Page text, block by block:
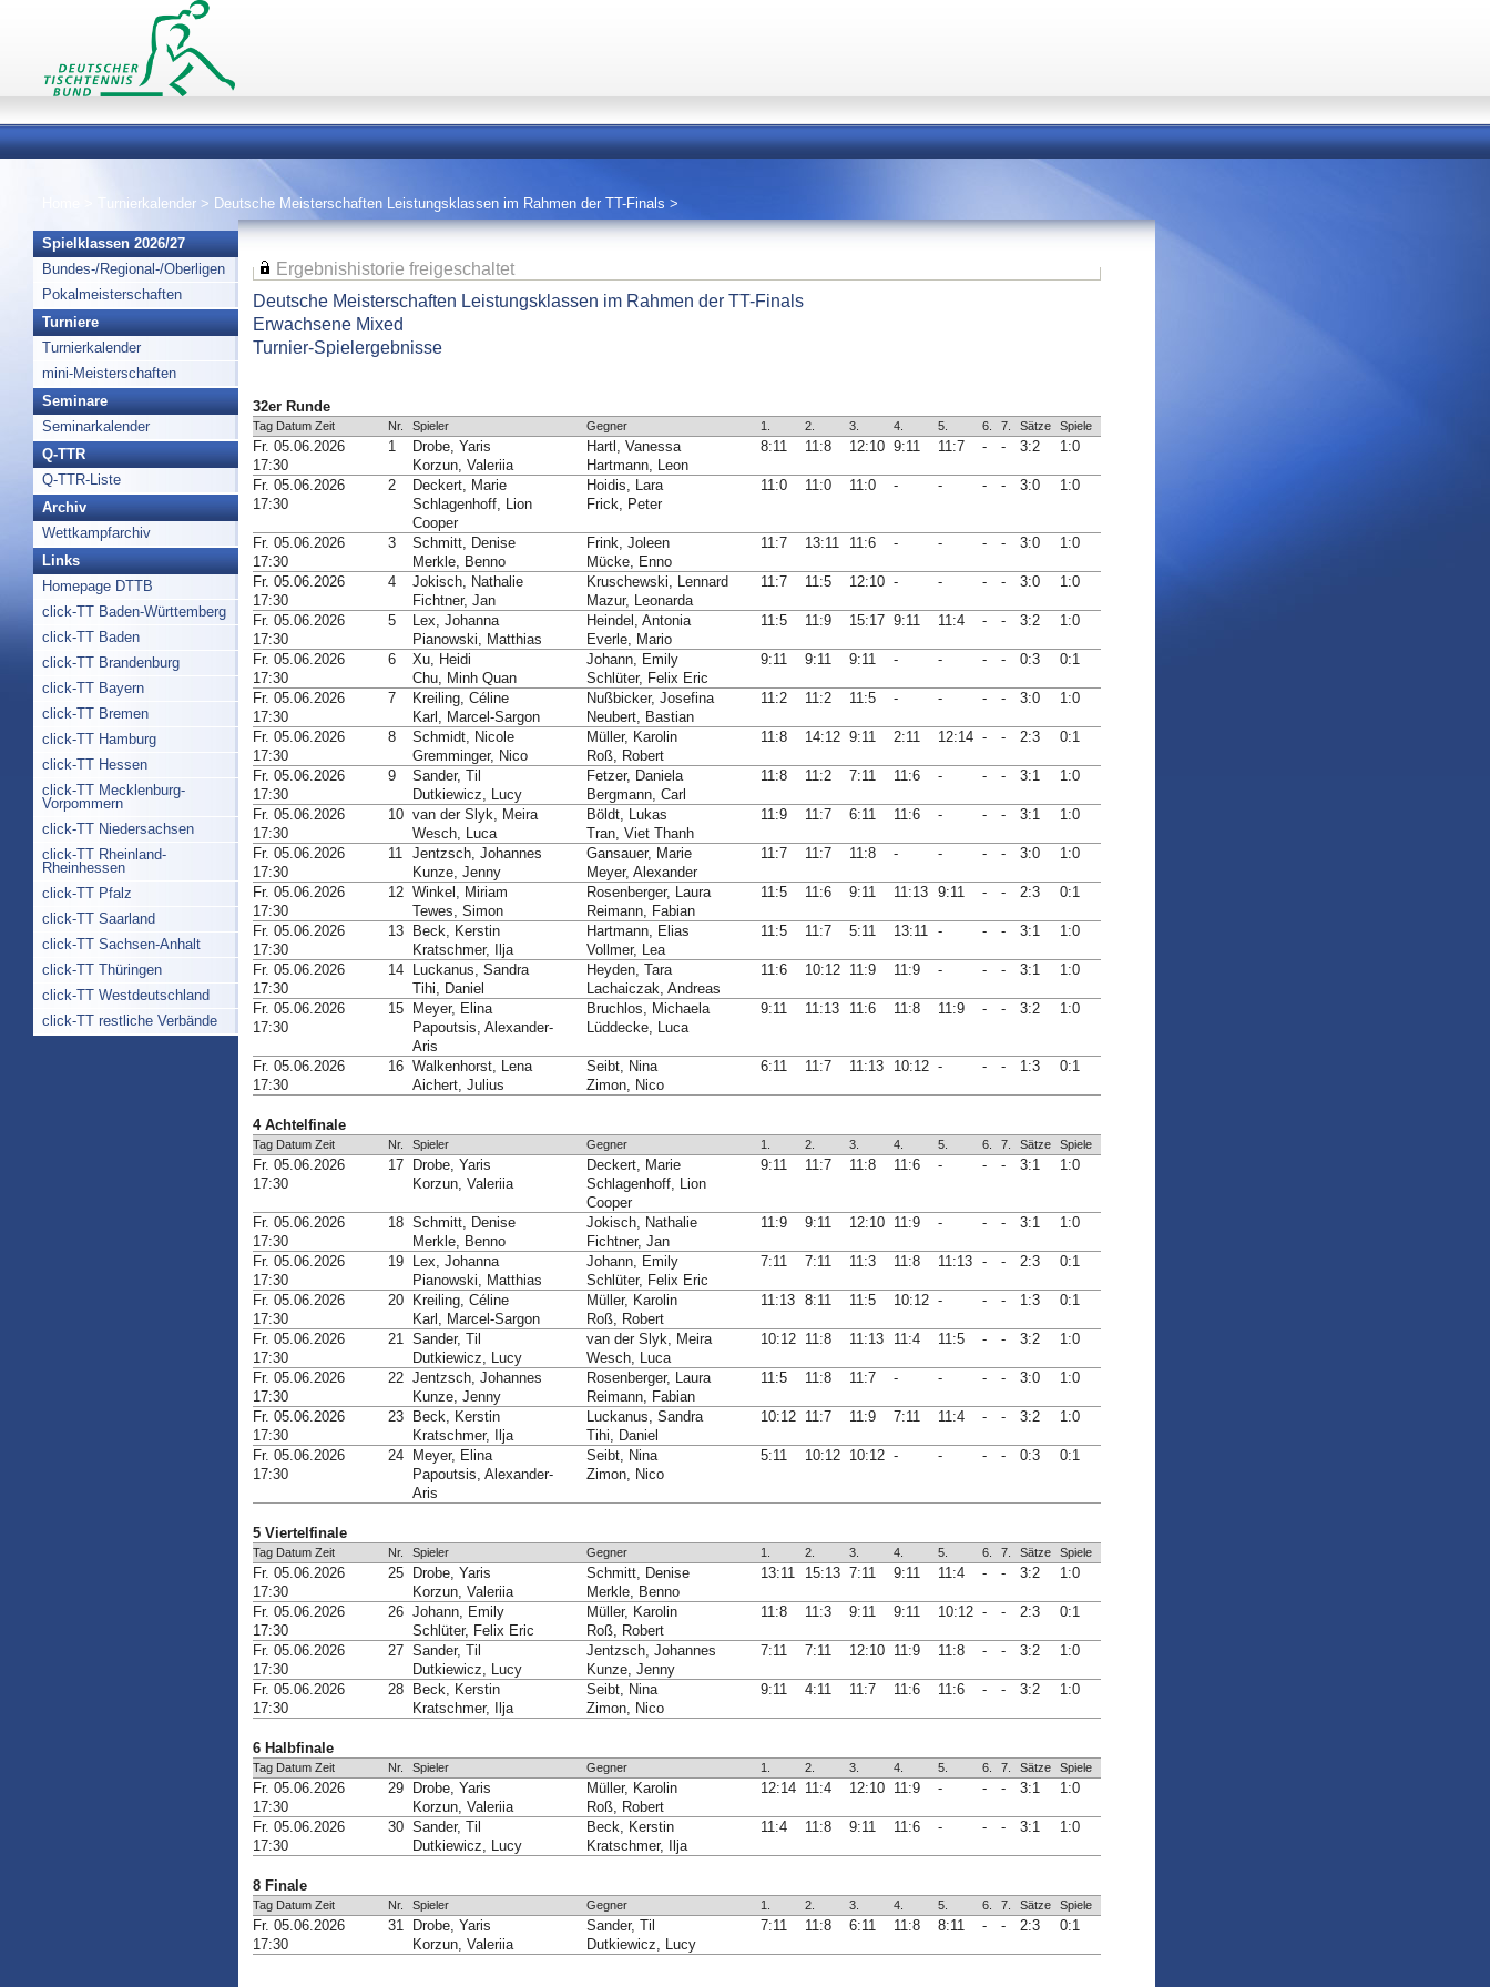
Turnierkalender > Deutsche Meisterschaften Leistungsklassen im Rahmen der TT-Finals >
Spielklassen 2026/27
Bundes-/Regional-/Oberligen
Pokalmeisterschaften
Turniere
Turnierkalender
mini-Meisterschaften
Seminare
Seminarkalender
Q-TTR
Q-TTR-Liste
Archiv
Wettkampfarchiv
Links
Homepage DTTB
click-TT Baden-Württemberg
click-TT Baden
click-TT Brandenburg
click-TT Bayern
click-TT Bremen
click-TT Hamburg
click-TT Hessen
click-TT Mecklenburg-
Vorpommern
click-TT Niedersachsen
click-TT Rheinland-
Rheinhessen
click-TT Pfalz
click-TT Saarland
click-TT Sachsen-Anhalt
click-TT Thüringen
click-TT Westdeutschland
click-TT restliche Verbände
Ergebnishistorie freigeschaltet
Deutsche Meisterschaften Leistungsklassen im Rahmen der TT-Finals
Erwachsene Mixed
Turnier-Spielergebnisse
32er Runde
Tag Datum Zeit Nr. Spieler Gegner 1. 2. 3. 4. 5. 6. 7. Sätze Spiele
Fr. 05.06.2026
17:30
1
Drobe, Yaris
Korzun, Valeriia
Hartl, Vanessa
Hartmann, Leon
8:11 11:8 12:10 9:11 11:7 - - 3:2 1:0
Fr. 05.06.2026
17:30
2
Deckert, Marie
Schlagenhoff, Lion
Cooper
Hoidis, Lara
Frick, Peter
11:0 11:0 11:0 - - - - 3:0 1:0
Fr. 05.06.2026
17:30
3
Schmitt, Denise
Merkle, Benno
Frink, Joleen
Mücke, Enno
11:7 13:11 11:6 - - - - 3:0 1:0
Fr. 05.06.2026
17:30
4
Jokisch, Nathalie
Fichtner, Jan
Kruschewski, Lennard
Mazur, Leonarda
11:7 11:5 12:10 - - - - 3:0 1:0
Fr. 05.06.2026
17:30
5
Lex, Johanna
Pianowski, Matthias
Heindel, Antonia
Everle, Mario
11:5 11:9 15:17 9:11 11:4 - - 3:2 1:0
Fr. 05.06.2026
17:30
6
Xu, Heidi
Chu, Minh Quan
Johann, Emily
Schlüter, Felix Eric
9:11 9:11 9:11 - - - - 0:3 0:1
Fr. 05.06.2026
17:30
7
Kreiling, Céline
Karl, Marcel-Sargon
Nußbicker, Josefina
Neubert, Bastian
11:2 11:2 11:5 - - - - 3:0 1:0
Fr. 05.06.2026
17:30
8
Schmidt, Nicole
Gremminger, Nico
Müller, Karolin
Roß, Robert
11:8 14:12 9:11 2:11 12:14 - - 2:3 0:1
Fr. 05.06.2026
17:30
9
Sander, Til
Dutkiewicz, Lucy
Fetzer, Daniela
Bergmann, Carl
11:8 11:2 7:11 11:6 - - - 3:1 1:0
Fr. 05.06.2026
17:30
10 van der Slyk, Meira
Wesch, Luca
Böldt, Lukas
Tran, Viet Thanh
11:9 11:7 6:11 11:6 - - - 3:1 1:0
Fr. 05.06.2026
17:30
11
Jentzsch, Johannes
Kunze, Jenny
Gansauer, Marie
Meyer, Alexander
11:7 11:7 11:8 - - - - 3:0 1:0
Fr. 05.06.2026
17:30
12 Winkel, Miriam
Tewes, Simon
Rosenberger, Laura
Reimann, Fabian
11:5 11:6 9:11 11:13 9:11 - - 2:3 0:1
Fr. 05.06.2026
17:30
13
Beck, Kerstin
Kratschmer, Ilja
Hartmann, Elias
Vollmer, Lea
11:5 11:7 5:11 13:11 - - - 3:1 1:0
Fr. 05.06.2026
17:30
14
Luckanus, Sandra
Tihi, Daniel
Heyden, Tara
Lachaiczak, Andreas
11:6 10:12 11:9 11:9 - - - 3:1 1:0
Fr. 05.06.2026
17:30
15
Meyer, Elina
Papoutsis, Alexander-
Aris
Bruchlos, Michaela
Lüddecke, Luca
9:11 11:13 11:6 11:8 11:9 - - 3:2 1:0
Fr. 05.06.2026
17:30
16 Walkenhorst, Lena
Aichert, Julius
Seibt, Nina
Zimon, Nico
6:11 11:7 11:13 10:12 - - - 1:3 0:1
4 Achtelfinale
Tag Datum Zeit Nr. Spieler Gegner 1. 2. 3. 4. 5. 6. 7. Sätze Spiele
Fr. 05.06.2026
17:30
17
Drobe, Yaris
Korzun, Valeriia
Deckert, Marie
Schlagenhoff, Lion
Cooper
9:11 11:7 11:8 11:6 - - - 3:1 1:0
Fr. 05.06.2026
17:30
18 Schmitt, Denise
Merkle, Benno
Jokisch, Nathalie
Fichtner, Jan
11:9 9:11 12:10 11:9 - - - 3:1 1:0
Fr. 05.06.2026
17:30
19
Lex, Johanna
Pianowski, Matthias
Johann, Emily
Schlüter, Felix Eric
7:11 7:11 11:3 11:8 11:13 - - 2:3 0:1
Fr. 05.06.2026
17:30
20
Kreiling, Céline
Karl, Marcel-Sargon
Müller, Karolin
Roß, Robert
11:13 8:11 11:5 10:12 - - - 1:3 0:1
Fr. 05.06.2026
17:30
21
Sander, Til
Dutkiewicz, Lucy
van der Slyk, Meira
Wesch, Luca
10:12 11:8 11:13 11:4 11:5 - - 3:2 1:0
Fr. 05.06.2026
17:30
22 Jentzsch, Johannes
Kunze, Jenny
Rosenberger, Laura
Reimann, Fabian
11:5 11:8 11:7 - - - - 3:0 1:0
Fr. 05.06.2026
17:30
23
Beck, Kerstin
Kratschmer, Ilja
Luckanus, Sandra
Tihi, Daniel
10:12 11:7 11:9 7:11 11:4 - - 3:2 1:0
Fr. 05.06.2026
17:30
24
Meyer, Elina
Papoutsis, Alexander-
Aris
Seibt, Nina
Zimon, Nico
5:11 10:12 10:12 - - - - 0:3 0:1
5 Viertelfinale
Tag Datum Zeit Nr. Spieler Gegner 1. 2. 3. 4. 5. 6. 7. Sätze Spiele
Fr. 05.06.2026
17:30
25
Drobe, Yaris
Korzun, Valeriia
Schmitt, Denise
Merkle, Benno
13:11 15:13 7:11 9:11 11:4 - - 3:2 1:0
Fr. 05.06.2026
17:30
26 Johann, Emily
Schlüter, Felix Eric
Müller, Karolin
Roß, Robert
11:8 11:3 9:11 9:11 10:12 - - 2:3 0:1
Fr. 05.06.2026
17:30
27 Sander, Til
Dutkiewicz, Lucy
Jentzsch, Johannes
Kunze, Jenny
7:11 7:11 12:10 11:9 11:8 - - 3:2 1:0
Fr. 05.06.2026
17:30
28
Beck, Kerstin
Kratschmer, Ilja
Seibt, Nina
Zimon, Nico
9:11 4:11 11:7 11:6 11:6 - - 3:2 1:0
6 Halbfinale
Tag Datum Zeit Nr. Spieler Gegner 1. 2. 3. 4. 5. 6. 7. Sätze Spiele
Fr. 05.06.2026
17:30
29
Drobe, Yaris
Korzun, Valeriia
Müller, Karolin
Roß, Robert
12:14 11:4 12:10 11:9 - - - 3:1 1:0
Fr. 05.06.2026
17:30
30 Sander, Til
Dutkiewicz, Lucy
Beck, Kerstin
Kratschmer, Ilja
11:4 11:8 9:11 11:6 - - - 3:1 1:0
8 Finale
Tag Datum Zeit Nr. Spieler Gegner 1. 2. 3. 4. 5. 6. 7. Sätze Spiele
Fr. 05.06.2026
17:30
31
Drobe, Yaris
Korzun, Valeriia
Sander, Til
Dutkiewicz, Lucy
7:11 11:8 6:11 11:8 8:11 - - 2:3 0:1